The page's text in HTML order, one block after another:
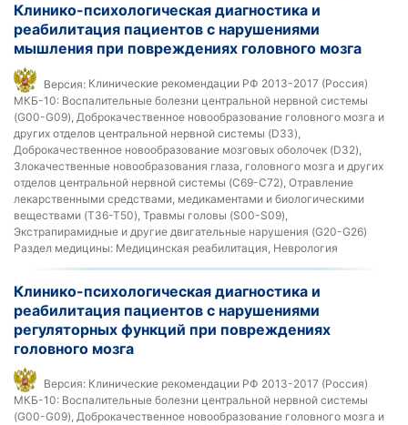
Клинико-психологическая диагностика и
реабилитация пациентов с нарушениями
мышления при повреждениях головного мозга
Версия: Клинические рекомендации РФ 2013-2017 (Россия)
МКБ-10: Воспалительные болезни центральной нервной системы
(G00-G09), Доброкачественное новообразование головного мозга и
других отделов центральной нервной системы (D33),
Доброкачественное новообразование мозговых оболочек (D32),
Злокачественные новообразования глаза, головного мозга и других
отделов центральной нервной системы (C69-C72), Отравление
лекарственными средствами, медикаментами и биологическими
веществами (T36-T50), Травмы головы (S00-S09),
Экстрапирамидные и другие двигательные нарушения (G20-G26)
Раздел медицины: Медицинская реабилитация, Неврология
Клинико-психологическая диагностика и
реабилитация пациентов с нарушениями
регуляторных функций при повреждениях
головного мозга
Версия: Клинические рекомендации РФ 2013-2017 (Россия)
МКБ-10: Воспалительные болезни центральной нервной системы
(G00-G09), Доброкачественное новообразование головного мозга и